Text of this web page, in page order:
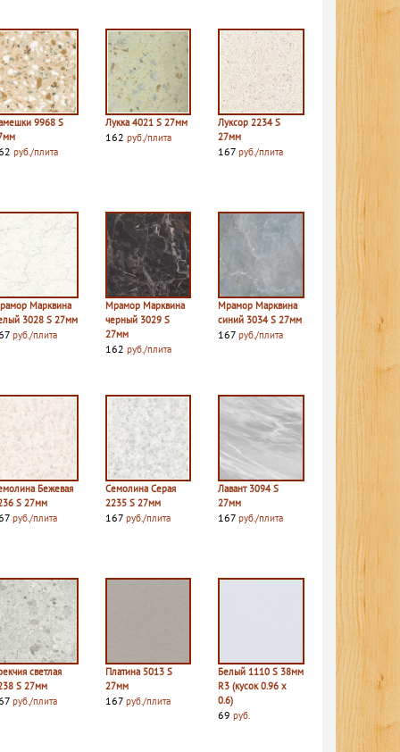
9968 S
руб./плита
Лукка 4021 S 27мм
162 руб./плита
Луксор 2234 S
27мм
167руб./плита
Марквина
3028 S 27мм
руб./плита
Мрамор Марквина
черный 3029 S
27мм
162 руб./плита
Мрамор Марквина
синий 3034 S 27мм
167руб./плита
Бежевая
S 27мм
руб./плита
Семолина Серая
2235 S 27мм
167 руб./плита
Лавант 3094 S
27мм
167руб./плита
светлая
S 27мм
руб./плита
Платина 5013 S
27мм
167 руб./плита
Белый 1110 S 38мм
R3 (кусок 0.96 х
0.6)
69руб.